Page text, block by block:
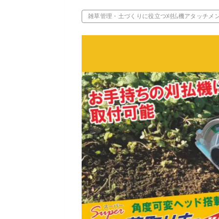
雑草管理・土づくりに役立つ刈払機アタッチメ